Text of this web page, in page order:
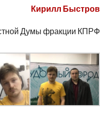
Кирилл Быстров
Думы фракции КПРФ